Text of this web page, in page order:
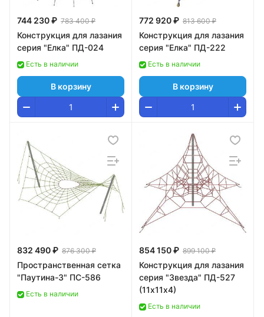
744 230 ₽ 783 400 ₽
Конструкция для лазания
серия "Елка" ПД-024
Есть в наличии
В корзину
772 920 ₽ 813 600 ₽
Конструкция для лазания
серия "Елка" ПД-222
Есть в наличии
В корзину
832 490 ₽ 876 300 ₽
Пространственная сетка
"Паутина-3" ПС-586
Есть в наличии
854 150 ₽ 899 100 ₽
Конструкция для лазания
серия "Звезда" ПД-527
(11х11х4)
Есть в наличии